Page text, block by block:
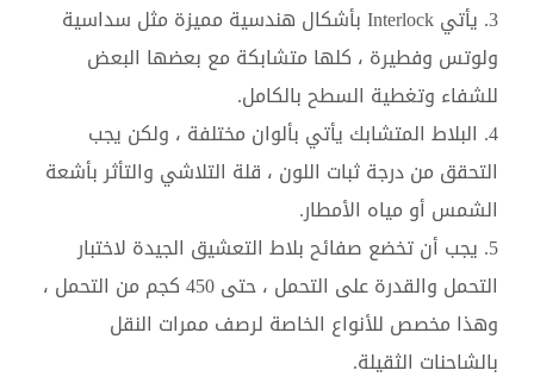
3. يأتي Interlock بأشكال هندسية مميزة مثل سداسية
ولوتس وفطيرة ، كلها متشابكة مع بعضها البعض
للشفاء وتغطية السطح بالكامل.
4. البلاط المتشابك يأتي بألوان مختلفة ، ولكن يجب
التحقق من درجة ثبات اللون ، قلة التلاشي والتأثر بأشعة
الشمس أو مياه الأمطار.
5. يجب أن تخضع صفائح بلاط التعشيق الجيدة لاختبار
التحمل والقدرة على التحمل ، حتى 450 كجم من التحمل ،
وهذا مخصص للأنواع الخاصة لرصف ممرات النقل
بالشاحنات الثقيلة.